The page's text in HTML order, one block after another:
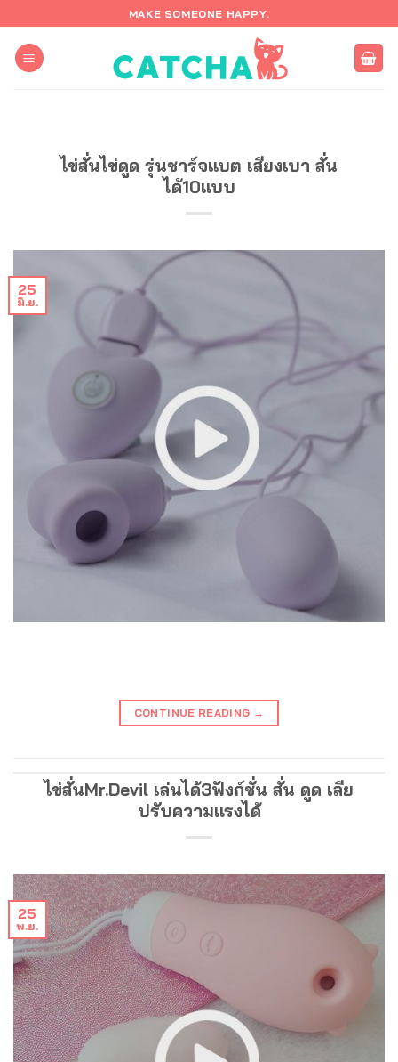
ไป
เนื้อหา
MAKE SOMEONE HAPPY.
ไข่สั่นไข่ดูด รุ่นชาร์จแบต เสียงเบา สั่น
ได้10แบบ
25
มิ.ย.
CONTINUE READING →
ไข่สั่นMr.Devil เล่นได้3ฟังก์ชั่น สั่น ดูด เลีย
ปรับความแรงได้
25
พ.ย.